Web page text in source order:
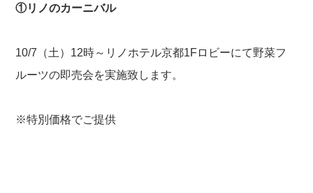
①リノのカーニバル
10/7（土）12時～リノホテル京都1Fロビーにて野菜フ
ルーツの即売会を実施致します。
※特別価格でご提供